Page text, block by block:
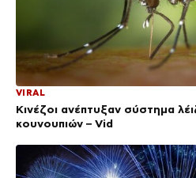
VIRAL
Κινέζοι ανέπτυξαν σύστημα
κουνουπιών – Vid